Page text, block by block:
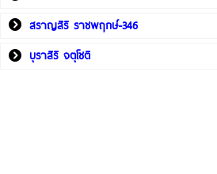
สราญสิริ ราชพฤกษ์-346
บุราสิริ จตุโชติ